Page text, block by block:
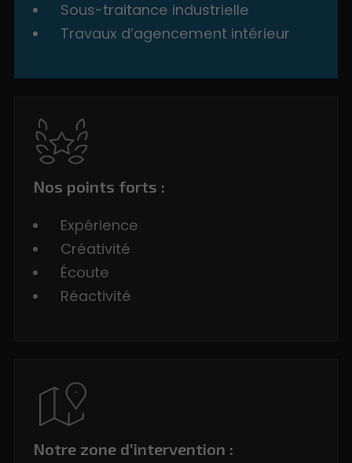
Sous-traitance industrielle
Travaux d’agencement intérieur
Nos points forts :
Expérience
Créativité
Écoute
Réactivité
Notre zone d’intervention :